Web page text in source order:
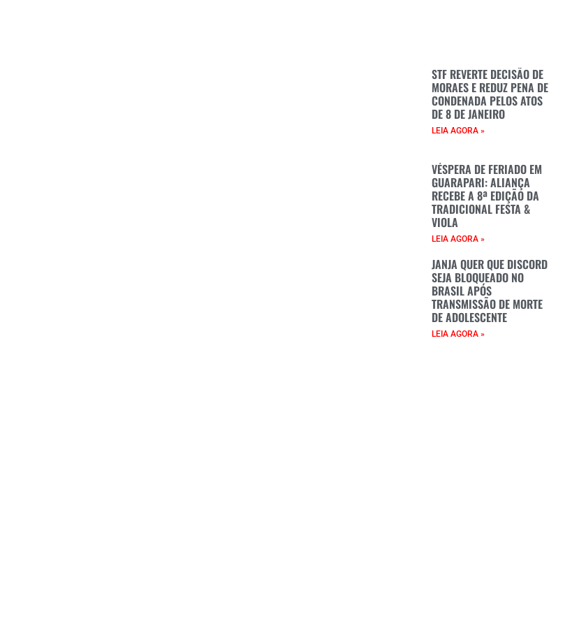
STF REVERTE DECISÃO DE
MORAES E REDUZ PENA DE
CONDENADA PELOS ATOS
DE 8 DE JANEIRO
LEIA AGORA »
VÉSPERA DE FERIADO EM
GUARAPARI: ALIANÇA
RECEBE A 8ª EDIÇÃO DA
TRADICIONAL FESTA &
VIOLA
LEIA AGORA »
JANJA QUER QUE DISCORD
SEJA BLOQUEADO NO
BRASIL APÓS
TRANSMISSÃO DE MORTE
DE ADOLESCENTE
LEIA AGORA »